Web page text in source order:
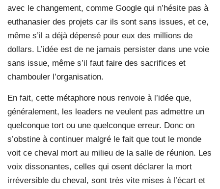
avec le changement, comme Google qui n’hésite pas à
euthanasier des projets car ils sont sans issues, et ce,
même s’il a déjà dépensé pour eux des millions de
dollars. L’idée est de ne jamais persister dans une voie
sans issue, même s’il faut faire des sacrifices et
chambouler l’organisation.
En fait, cette métaphore nous renvoie à l’idée que,
généralement, les leaders ne veulent pas admettre un
quelconque tort ou une quelconque erreur. Donc on
s’obstine à continuer malgré le fait que tout le monde
voit ce cheval mort au milieu de la salle de réunion. Les
voix dissonantes, celles qui osent déclarer la mort
irréversible du cheval, sont très vite mises à l’écart et